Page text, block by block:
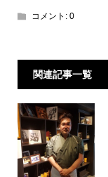
コメント: 0
関連記事一覧